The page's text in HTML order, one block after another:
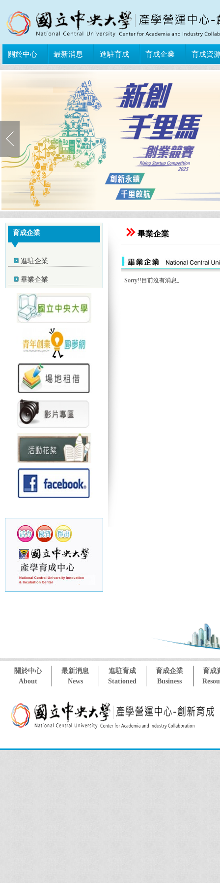
關於中心 最新消息 進駐育成 育成企業 育成資
育成企業
進駐企業
畢業企業
畢業企業
Sorry!!目前沒有消息。
關於中心
About
最新消息
News
進駐育成
Stationed
育成企業
Business
育成